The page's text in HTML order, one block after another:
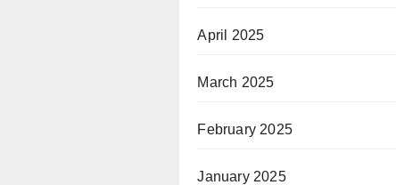
April 2025
March 2025
February 2025
January 2025